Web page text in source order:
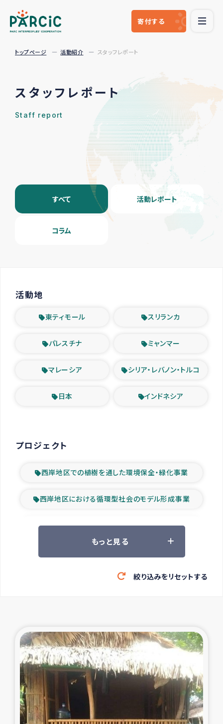
寄付する
トップページ 活動紹介 スタッフレポート
スタッフレポート
Staff report
すべて 活動レポート
コラム
活動地
東ティモール スリランカ
パレスチナ ミャンマー
マレーシア シリア・レバノン・トルコ
日本 インドネシア
プロジェクト
西岸地区での植樹を通した環境保全・緑化事業
西岸地区における循環型社会のモデル形成事業
ツアー参加者の声
緊急救援の時代
東ティモール豪雨緊急支援
大雨による洪水被災者支援
カカオ生産者支援事業
シリア国内避難民・帰還民の生活再建支援
もっと見る
絞り込みをリセットする